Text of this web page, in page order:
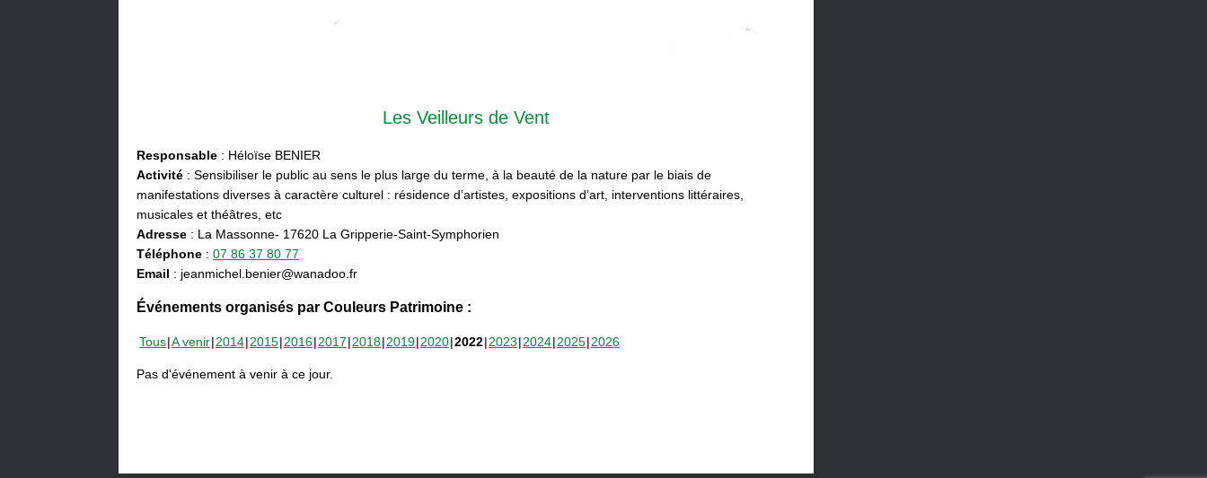
Les Veilleurs de Vent
Responsable : Héloïse BENIER
Activité : Sensibiliser le public au sens le plus large du terme, à la beauté de la nature par le biais de
manifestations diverses à caractère culturel : résidence d’artistes, expositions d’art, interventions littéraires,
musicales et théâtres, etc
Adresse : La Massonne- 17620 La Gripperie-Saint-Symphorien
Téléphone : 07 86 37 80 77
Email : jeanmichel.benier@wanadoo.fr
Événements organisés par Couleurs Patrimoine :
Tous A venir 2014 2015 2016 2017 2018 2019 2020 2022 2023 2024 2025 2026
Pas d'événement à venir à ce jour.